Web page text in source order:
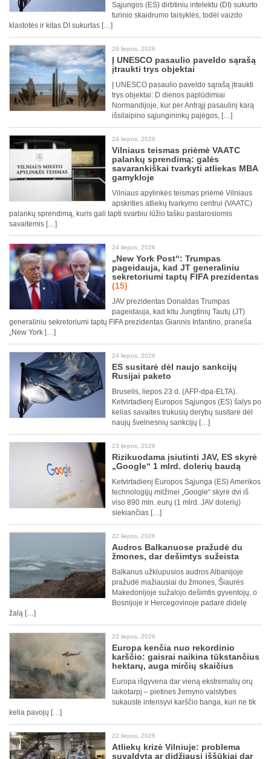
Sąjungos (ES) dirbtiniu intelektu (DI) sukurto
turinio skaidrumo taisyklės, todėl vaizdo
klastotės ir kitas DI sukurtas […]
26 liepos, 2026
Į UNESCO pasaulio paveldo sąrašą
įtraukti trys objektai
Į UNESCO pasaulio paveldo sąrašą įtraukti
trys objektai: D dienos paplūdimiai
Normandijoje, kur per Antrąjį pasaulinį karą
išsilaipino sąjungininkų pajėgos, […]
24 liepos, 2026
Vilniaus teismas priėmė VAATC
palankų sprendimą: galės
savarankiškai tvarkyti atliekas MBA
gamykloje
Vilniaus apylinkės teismas priėmė Vilniaus
apskrities atliekų tvarkymo centrui (VAATC)
palankų sprendimą, kuris gali tapti svarbiu lūžio tašku pastarosiomis
savaitėmis […]
24 liepos, 2026
„New York Post“: Trumpas
pageidauja, kad JT generaliniu
sekretoriumi taptų FIFA prezidentas
(15)
JAV prezidentas Donaldas Trumpas
pageidauja, kad kitu Jungtinių Tautų (JT)
generaliniu sekretoriumi taptų FIFA prezidentas Giannis Infantino, praneša
„New York […]
24 liepos, 2026
ES susitarė dėl naujo sankcijų
Rusijai paketo
Bruselis, liepos 23 d. (AFP-dpa-ELTA).
Ketvirtadienį Europos Sąjungos (ES) šalys po
kelias savaites trukusių derybų susitarė dėl
naujų švelnesnių sankcijų […]
23 liepos, 2026
Rizikuodama įsiutinti JAV, ES skyrė
„Google“ 1 mlrd. dolerių baudą
Ketvirtadienį Europos Sąjunga (ES) Amerikos
technologijų milžinei „Google“ skyrė dvi iš
viso 890 mln. eurų (1 mlrd. JAV dolerių)
siekiančias […]
22 liepos, 2026
Audros Balkanuose pražudė du
žmones, dar dešimtys sužeista
Balkanus užklupusios audros Albanijoje
pražudė mažiausiai du žmones, Šiaurės
Makedonijoje sužalojo dešimtis gyventojų, o
Bosnijoje ir Hercegovinoje padarė didelę
žalą […]
22 liepos, 2026
Europa kenčia nuo rekordinio
karščio: gaisrai naikina tūkstančius
hektarų, auga mirčių skaičius
Europa išgyvena dar vieną ekstremalių orų
laikotarpį – pietines žemyno valstybes
sukaustė intensyvi karščio banga, kuri ne tik
kelia pavojų […]
22 liepos, 2026
Atliekų krizė Vilniuje: problema
suvaldyta ar didžiausi iššūkiai dar